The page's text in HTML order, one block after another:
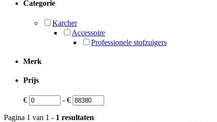
Categorie
Karcher
Accessoire
Professionele stofzuigers
Merk
Prijs
€ - €
Pagina 1 van 1 - 1 resultaten